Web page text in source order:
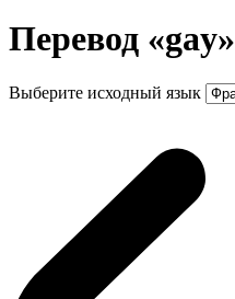
Перевод
Выберите исходный язык